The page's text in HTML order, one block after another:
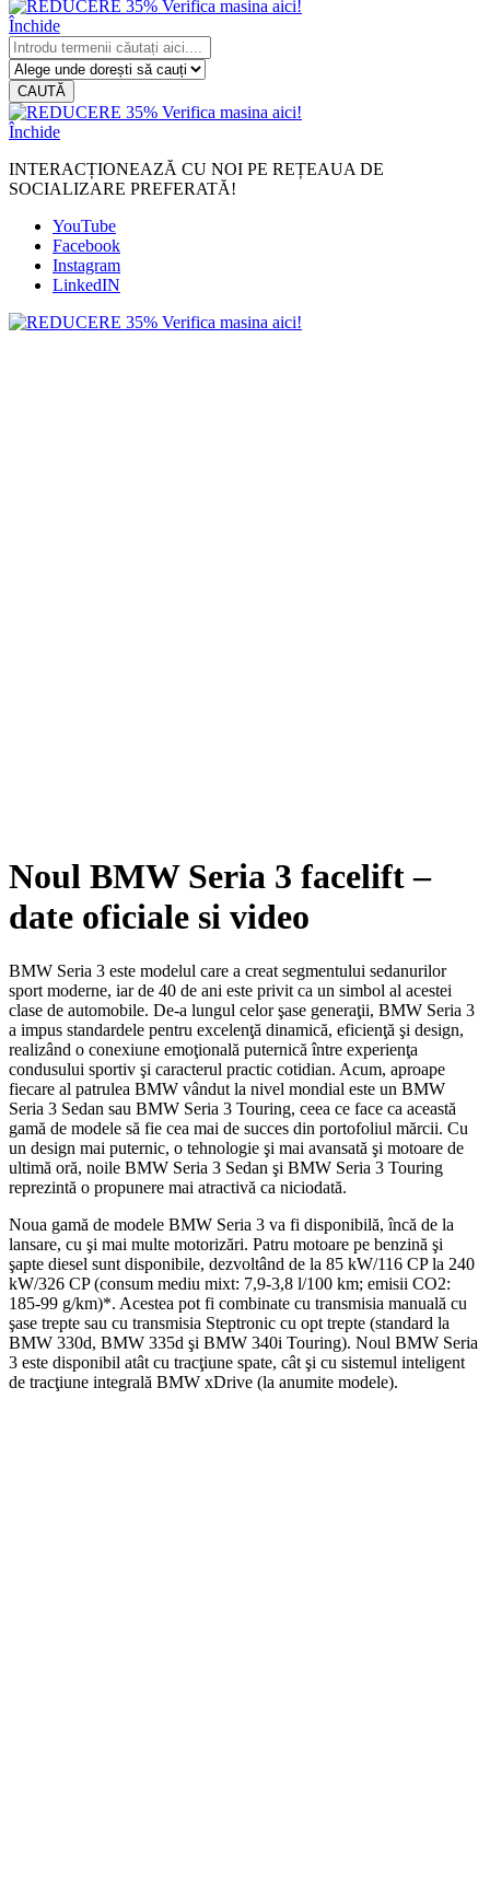
Închide
CAUTĂ
Închide
INTERACȚIONEAZĂ CU NOI PE REȚEAUA DE
SOCIALIZARE PREFERATĂ!
YouTube
Facebook
Instagram
LinkedIN
Noul BMW Seria 3 facelift –
date oficiale si video
BMW Seria 3 este modelul care a creat segmentului sedanurilor
sport moderne, iar de 40 de ani este privit ca un simbol al acestei
clase de automobile. De-a lungul celor şase generaţii, BMW Seria 3
a impus standardele pentru excelenţă dinamică, eficienţă şi design,
realizând o conexiune emoţională puternică între experienţa
condusului sportiv şi caracterul practic cotidian. Acum, aproape
fiecare al patrulea BMW vândut la nivel mondial este un BMW
Seria 3 Sedan sau BMW Seria 3 Touring, ceea ce face ca această
gamă de modele să fie cea mai de succes din portofoliul mărcii. Cu
un design mai puternic, o tehnologie şi mai avansată şi motoare de
ultimă oră, noile BMW Seria 3 Sedan şi BMW Seria 3 Touring
reprezintă o propunere mai atractivă ca niciodată.
Noua gamă de modele BMW Seria 3 va fi disponibilă, încă de la
lansare, cu şi mai multe motorizări. Patru motoare pe benzină şi
şapte diesel sunt disponibile, dezvoltând de la 85 kW/116 CP la 240
kW/326 CP (consum mediu mixt: 7,9-3,8 l/100 km; emisii CO2:
185-99 g/km)*. Acestea pot fi combinate cu transmisia manuală cu
şase trepte sau cu transmisia Steptronic cu opt trepte (standard la
BMW 330d, BMW 335d şi BMW 340i Touring). Noul BMW Seria
3 este disponibil atât cu tracţiune spate, cât şi cu sistemul inteligent
de tracţiune integrală BMW xDrive (la anumite modele).